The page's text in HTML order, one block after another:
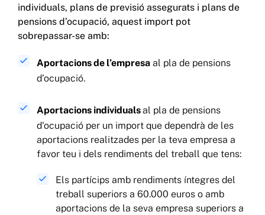
individuals, plans de previsió assegurats i plans de
pensions d’ocupació, aquest import pot
sobrepassar-se amb:
Aportacions de l’empresa al pla de pensions
d’ocupació.
Aportacions individuals al pla de pensions
d'ocupació per un import que dependrà de les
aportacions realitzades per la teva empresa a
favor teu i dels rendiments del treball que tens:
Els partícips amb rendiments íntegres del
treball superiors a 60.000 euros o amb
aportacions de la seva empresa superiors a